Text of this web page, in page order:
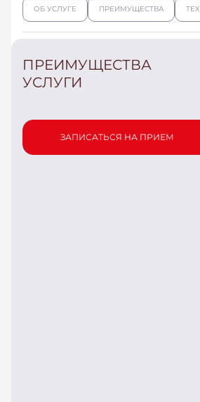
ОБ УСЛУГЕ ПРЕИМУЩЕСТВА
ПРЕИМУЩЕСТВА
УСЛУГИ
ЗАПИСАТЬСЯ НА ПРИЕМ